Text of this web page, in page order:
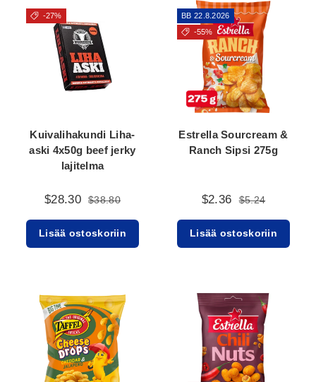
-27%
Kuivalihakundi Liha-
aski 4x50g beef jerky
lajitelma
$28.30 $38.80
Lisää ostoskoriin
BB 22.8.2026
-55%
Estrella Sourcream &
Ranch Sipsi 275g
$2.36 $5.24
Lisää ostoskoriin